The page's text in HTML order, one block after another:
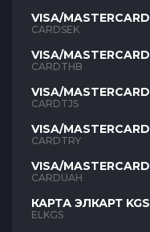
VISA/MASTERCARD
SEK
CARDSEK
VISA/MASTERCARD
THB
CARDTHB
VISA/MASTERCARD
TJS
CARDTJS
VISA/MASTERCARD
TYR
CARDTRY
VISA/MASTERCARD
UAH
CARDUAH
КАРТА ЭЛКАРТ KGS
ELKGS